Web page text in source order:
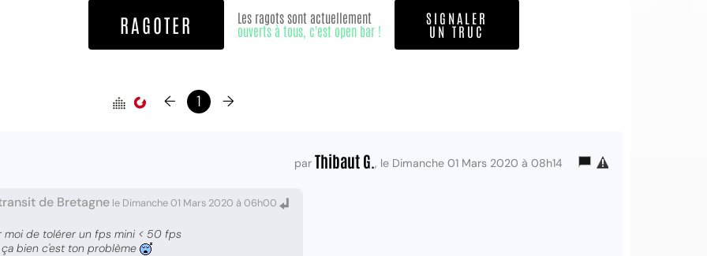
RAGOTER
Les ragots sont actuellement
ouverts à tous, c'est open bar !
SIGNALER
UN TRUC
← 1 →
par Thibaut G. , le Dimanche 01 Mars 2020 à 08h14
de Bretagne le Dimanche 01 Mars 2020 à 06h00
moi de tolérer un fps mini < 50 fps
bien c'est ton problème